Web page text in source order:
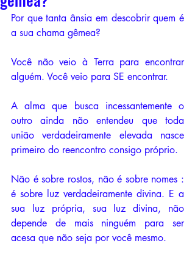
Por que tanta ânsia em descobrir quem é
a sua chama gêmea?
Você não veio à Terra para encontrar
alguém. Você veio para SE encontrar.
A alma que busca incessantemente o
outro ainda não entendeu que toda
união verdadeiramente elevada nasce
primeiro do reencontro consigo próprio.
Não é sobre rostos, não é sobre nomes :
é sobre luz verdadeiramente divina. E a
sua luz própria, sua luz divina, não
depende de mais ninguém para ser
acesa que não seja por você mesmo.